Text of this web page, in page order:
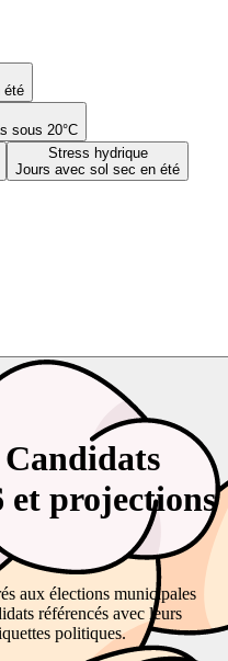
été
sous 20°C
Stress hydrique
Jours avec sol sec en été
et projections
aux élections municipales
référencés avec leurs
politiques.